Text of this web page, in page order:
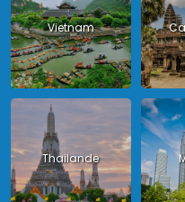
Vietnam
Thailande